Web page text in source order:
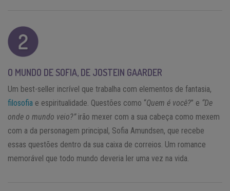
O MUNDO DE SOFIA, DE JOSTEIN GAARDER
Um best-seller incrível que trabalha com elementos de fantasia,
filosofia e espiritualidade. Questões como “Quem é você?” e “De
onde o mundo veio?”irão mexer com a sua cabeça como mexem
com a da personagem principal, Sofia Amundsen, que recebe
essas questões dentro da sua caixa de correios. Um romance
memorável que todo mundo deveria ler uma vez na vida.